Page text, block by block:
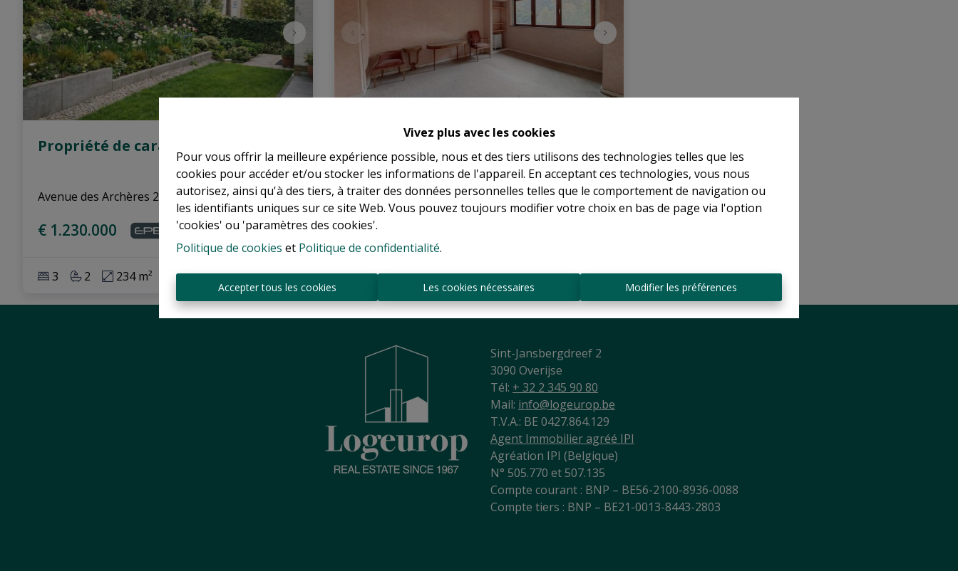
Vivez plus avec les cookies
Pour vous offrir la meilleure expérience possible, nous et des tiers utilisons des technologies telles que les
cookies pour accéder et/ou stocker les informations de l'appareil. En acceptant ces technologies, vous nous
autorisez, ainsi qu'à des tiers, à traiter des données personnelles telles que le comportement de navigation ou
les identifiants uniques sur ce site Web. Vous pouvez toujours modifier votre choix en bas de page via l'option
'cookies' ou 'paramètres des cookies'.
Politique de cookies et Politique de confidentialité.
Accepter tous les cookies Les cookies nécessaires Modifier les préférences
Propriété de caractère
Avenue des Archères 27, 1180 Uccle |Ref : 17841
€ 1.230.000
3 2 234 m² 350 m² 1
Uccle I Verrewinkel
Avenue de la Chênaie 143, 1180 Uccle |
Ref: 17619
€ 1.650.000
4 1 1 219 m² 5439 m²
Sint-Jansbergdreef 2
3090 Overijse
Tél: + 32 2 345 90 80
Mail: info@logeurop.be
T.V.A.: BE 0427.864.129
Agent Immobilier agréé IPI
Agréation IPI (Belgique)
N° 505.770 et 507.135
Compte courant : BNP – BE56-2100-8936-0088
Compte tiers : BNP – BE21-0013-8443-2803